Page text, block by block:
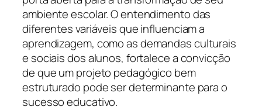
ambiente escolar. O entendimento das
diferentes variáveis que influenciam a
aprendizagem, como as demandas culturais
e sociais dos alunos, fortalece a convicção
de que um projeto pedagógico bem
estruturado pode ser determinante para o
sucesso educativo.